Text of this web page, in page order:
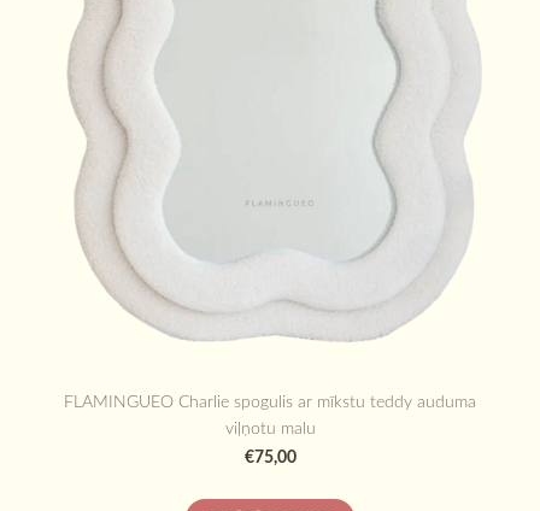
FLAMINGUEO Charlie spogulis ar mīkstu teddy auduma
viļņotu malu
€75,00